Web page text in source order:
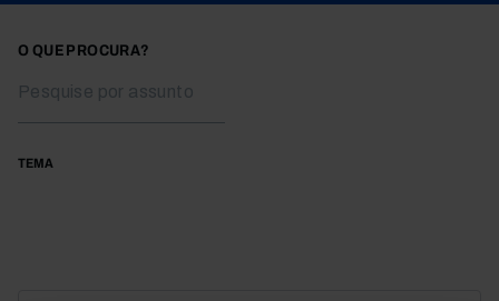
O QUE PROCURA?
TEMA